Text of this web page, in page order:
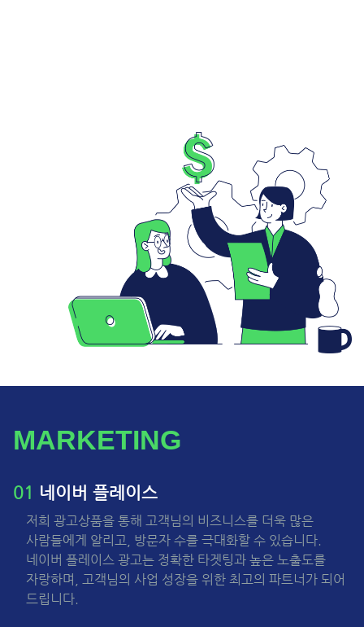
MARKETING
01 네이버 플레이스
저희 광고상품을 통해 고객님의 비즈니스를 더욱 많은
사람들에게 알리고, 방문자 수를 극대화할 수 있습니다.
네이버 플레이스 광고는 정확한 타겟팅과 높은 노출도를
자랑하며, 고객님의 사업 성장을 위한 최고의 파트너가 되어
드립니다.